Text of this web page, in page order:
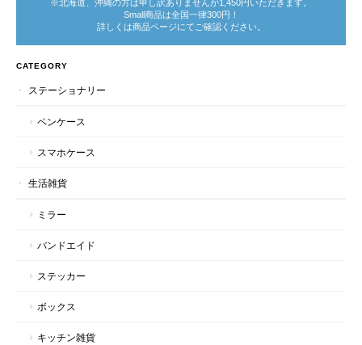
※北海道、沖縄の方は申し訳ありませんが1,450円いただきます。
Small商品は全国一律300円！
詳しくは商品ページにてご確認ください。
CATEGORY
ステーショナリー
ペンケース
スマホケース
生活雑貨
ミラー
バンドエイド
ステッカー
ボックス
キッチン雑貨